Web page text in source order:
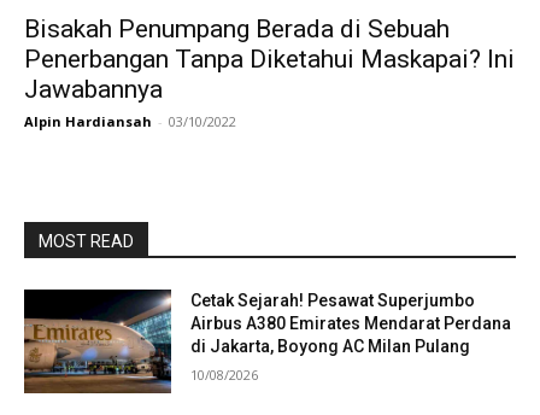
Bisakah Penumpang Berada di Sebuah
Penerbangan Tanpa Diketahui Maskapai? Ini
Jawabannya
Alpin Hardiansah - 03/10/2022
MOST READ
Cetak Sejarah! Pesawat Superjumbo
Airbus A380 Emirates Mendarat Perdana
di Jakarta, Boyong AC Milan Pulang
10/08/2026